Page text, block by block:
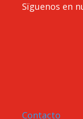
Sïguenos en
Contacto